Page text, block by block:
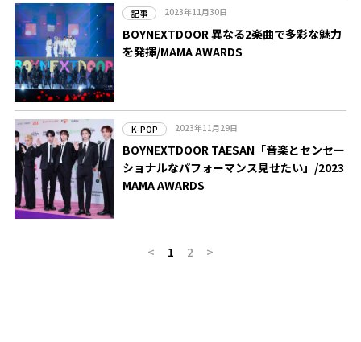
記事 2023年11月30日
BOYNEXTDOOR 異なる2楽曲で多彩な魅力
を発揮/MAMA AWARDS
K-POP 2023年11月29日
BOYNEXTDOOR TAESAN「音楽とセンセー
ショナルなパフォーマンス見せたい」/2023
MAMA AWARDS
< 1 2 >